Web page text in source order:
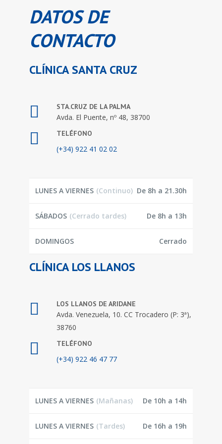
DATOS DE
CONTACTO
CLÍNICA SANTA CRUZ
STA.CRUZ DE LA PALMA
Avda. El Puente, nº 48, 38700
TELÉFONO
(+34) 922 41 02 02
LUNES A VIERNES (Continuo) De 8h a 21.30h
SÁBADOS (Cerrado tardes) De 8h a 13h
DOMINGOS Cerrado
CLÍNICA LOS LLANOS
LOS LLANOS DE ARIDANE
Avda. Venezuela, 10. CC Trocadero (P: 3ª),
38760
TELÉFONO
(+34) 922 46 47 77
LUNES A VIERNES (Mañanas) De 10h a 14h
LUNES A VIERNES (Tardes) De 16h a 19h